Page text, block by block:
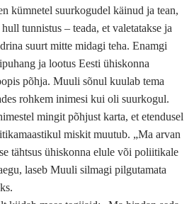
kümnetel suurkogudel käinud ja tean,
tunnistus – teada, et valetatakse ja
suurt mitte midagi teha. Enamgi
ja lootus Eesti ühiskonna
põhja. Muuli sõnul kuulab tema
rohkem inimesi kui oli suurkogul.
mingit põhjust karta, et etendusel
miskit muutub. „Ma arvan
tähtsus ühiskonna elule või poliitikale
laseb Muuli silmagi pilgutamata